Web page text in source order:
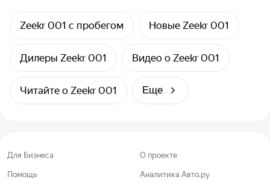
Zeekr 001 с пробегом Новые Zeekr 001
Дилеры Zeekr 001 Видео о Zeekr 001
Читайте о Zeekr 001 Еще
Для Бизнеса О проекте
Помощь Аналитика Авто.ру